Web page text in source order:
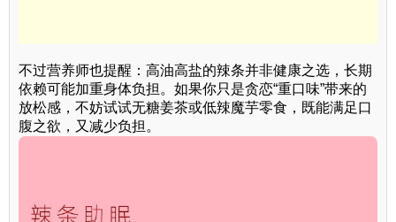
不过营养师也提醒：高油高盐的辣条并非健康之选，长期
依赖可能加重身体负担。如果你只是贪恋“重口味”带来的
放松感，不妨试试无糖姜茶或低辣魔芋零食，既能满足口
腹之欲，又减少负担。